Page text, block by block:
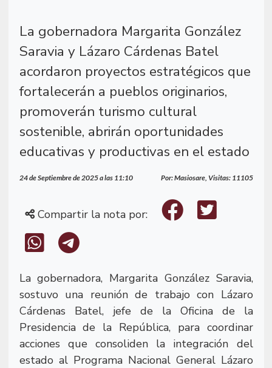
La gobernadora Margarita González
Saravia y Lázaro Cárdenas Batel
acordaron proyectos estratégicos que
fortalecerán a pueblos originarios,
promoverán turismo cultural
sostenible, abrirán oportunidades
educativas y productivas en el estado
24 de Septiembre de 2025 a las 11:10 Por: Masiosare, Visitas: 11105
Compartir la nota por:
La gobernadora, Margarita González Saravia,
sostuvo una reunión de trabajo con Lázaro
Cárdenas Batel, jefe de la Oficina de la
Presidencia de la República, para coordinar
acciones que consoliden la integración del
estado al Programa Nacional General Lázaro